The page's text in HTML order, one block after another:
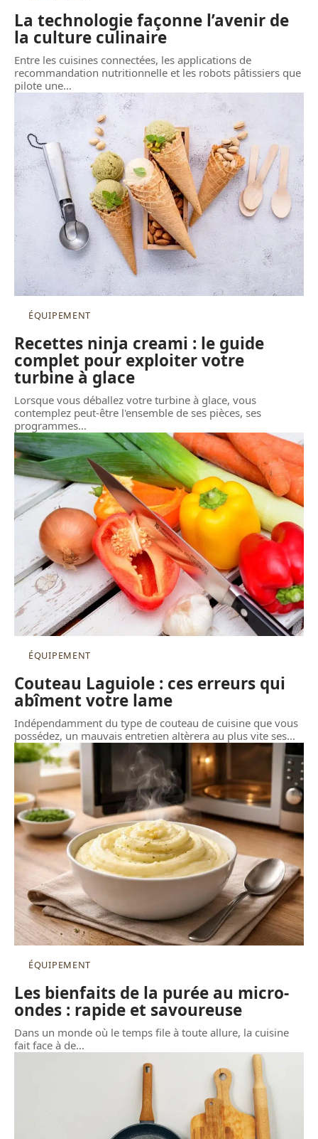
La technologie façonne l’avenir de
la culture culinaire
Entre les cuisines connectées, les applications de
recommandation nutritionnelle et les robots pâtissiers que
pilote une…
ÉQUIPEMENT
Recettes ninja creami : le guide
complet pour exploiter votre
turbine à glace
Lorsque vous déballez votre turbine à glace, vous
contemplez peut-être l'ensemble de ses pièces, ses
programmes…
ÉQUIPEMENT
Couteau Laguiole : ces erreurs qui
abîment votre lame
Indépendamment du type de couteau de cuisine que vous
possédez, un mauvais entretien altèrera au plus vite ses…
ÉQUIPEMENT
Les bienfaits de la purée au micro-
ondes : rapide et savoureuse
Dans un monde où le temps file à toute allure, la cuisine
fait face à de…